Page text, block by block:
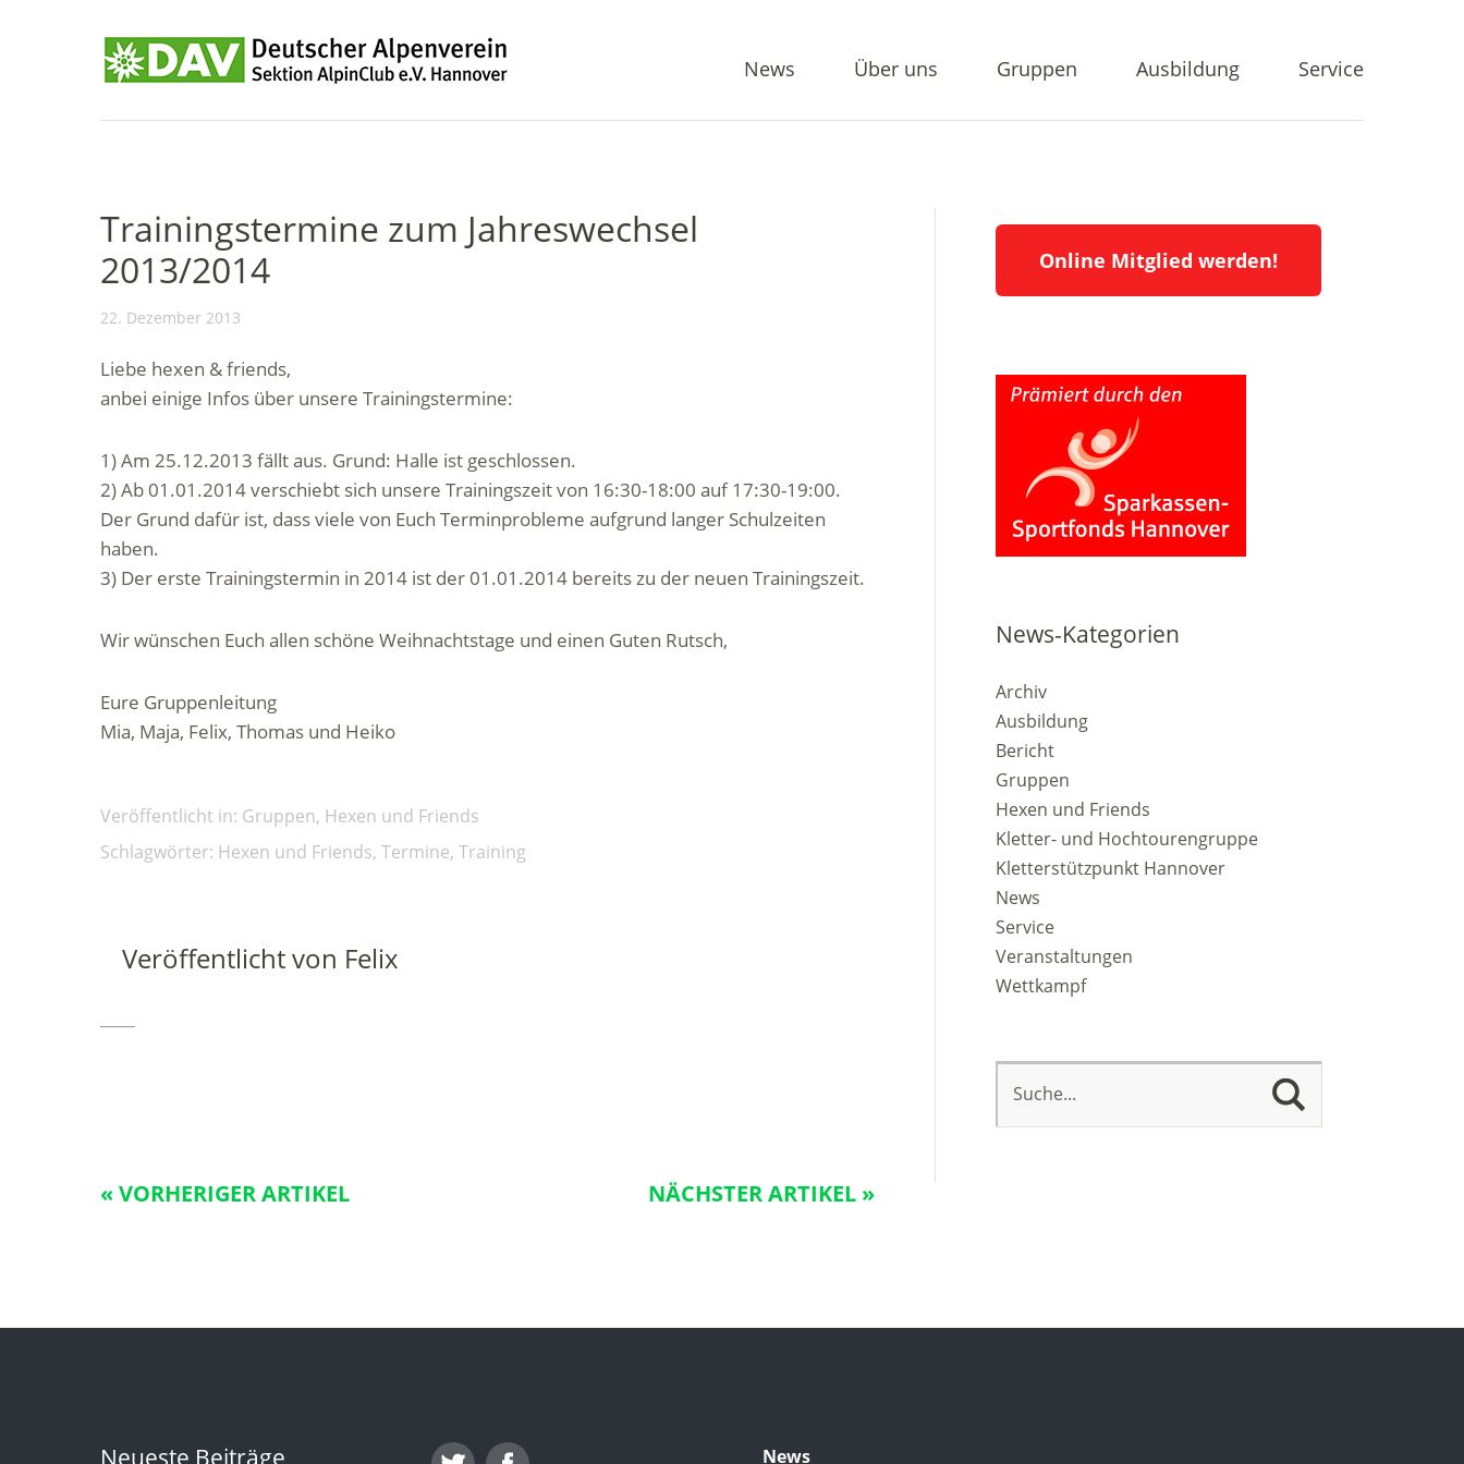
News Über uns Gruppen Ausbildung Service
Trainingstermine zum Jahreswechsel
2013/2014
22. Dezember 2013
Liebe hexen & friends,
anbei einige Infos über unsere Trainingstermine:
1) Am 25.12.2013 fällt aus. Grund: Halle ist geschlossen.
2) Ab 01.01.2014 verschiebt sich unsere Trainingszeit von 16:30-18:00 auf 17:30-19:00.
Der Grund dafür ist, dass viele von Euch Terminprobleme aufgrund langer Schulzeiten
haben.
3) Der erste Trainingstermin in 2014 ist der 01.01.2014 bereits zu der neuen Trainingszeit.
Wir wünschen Euch allen schöne Weihnachtstage und einen Guten Rutsch,
Eure Gruppenleitung
Mia, Maja, Felix, Thomas und Heiko
Veröffentlicht in: Gruppen, Hexen und Friends
Schlagwörter: Hexen und Friends, Termine, Training
Veröffentlicht von Felix
NÄCHSTER ARTIKEL »
« VORHERIGER ARTIKEL
Online Mitglied werden!
News-Kategorien
Archiv
Ausbildung
Bericht
Gruppen
Hexen und Friends
Kletter- und Hochtourengruppe
Kletterstützpunkt Hannover
News
Service
Veranstaltungen
Wettkampf
Neueste Beiträge TwitterFacebook News